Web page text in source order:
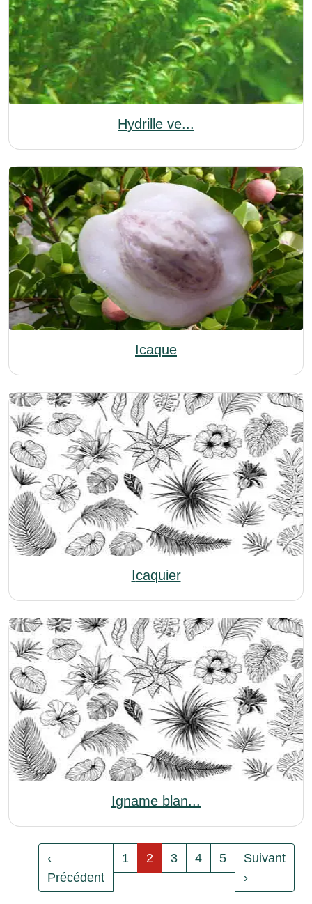
Hydrille ve...
Icaque
Icaquier
Igname blan...
‹
Précédent
1 2 3 4 5
Suivant
›